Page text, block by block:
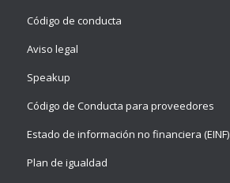
Código de conducta
Aviso legal
Speakup
Código de Conducta para proveedores
Estado de información no financiera (EINF)
Plan de igualdad